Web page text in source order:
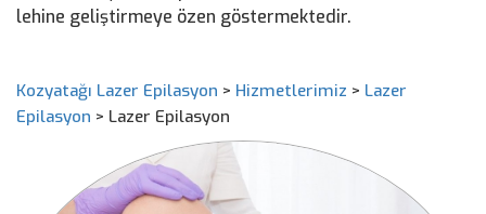
lehine geliştirmeye özen göstermektedir.
Kozyatağı Lazer Epilasyon > Hizmetlerimiz > Lazer
Epilasyon > Lazer Epilasyon